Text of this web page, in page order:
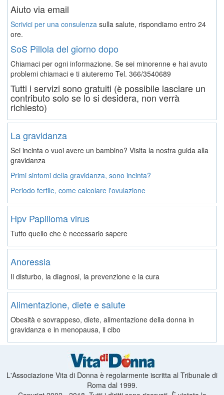
Aiuto via email
Scrivici per una consulenza sulla salute, rispondiamo entro 24
ore.
SoS Pillola del giorno dopo
Chiamaci per ogni informazione. Se sei minorenne e hai avuto
problemi chiamaci e ti aiuteremo Tel. 366/3540689
Tutti i servizi sono gratuiti (è possibile lasciare un
contributo solo se lo si desidera, non verrà
richiesto)
La gravidanza
Sei incinta o vuoi avere un bambino? Visita la nostra guida alla
gravidanza
Primi sintomi della gravidanza, sono incinta?
Periodo fertile, come calcolare l'ovulazione
Hpv Papilloma virus
Tutto quello che è necessario sapere
Anoressia
Il disturbo, la diagnosi, la prevenzione e la cura
Alimentazione, diete e salute
Obesità e sovrappeso, diete, alimentazione della donna in
gravidanza e in menopausa, il cibo
L'Associazione Vita di Donna è regolarmente iscritta al Tribunale di
Roma dal 1999.